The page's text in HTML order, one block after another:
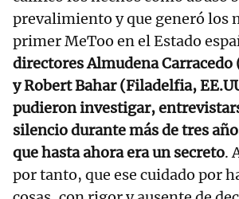
prevalimiento y que generó los
primer MeToo en el Estado
directores Almudena
y Robert Bahar (Filadelfia,
pudieron investigar,
silencio durante más de tres
que hasta ahora era un secreto.
por tanto, que ese cuidado por